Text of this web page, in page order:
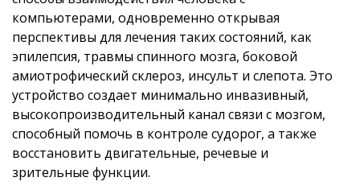
компьютерами, одновременно открывая
перспективы для лечения таких состояний, как
эпилепсия, травмы спинного мозга, боковой
амиотрофический склероз, инсульт и слепота. Это
устройство создает минимально инвазивный,
высокопроизводительный канал связи с мозгом,
способный помочь в контроле судорог, а также
восстановить двигательные, речевые и
зрительные функции.